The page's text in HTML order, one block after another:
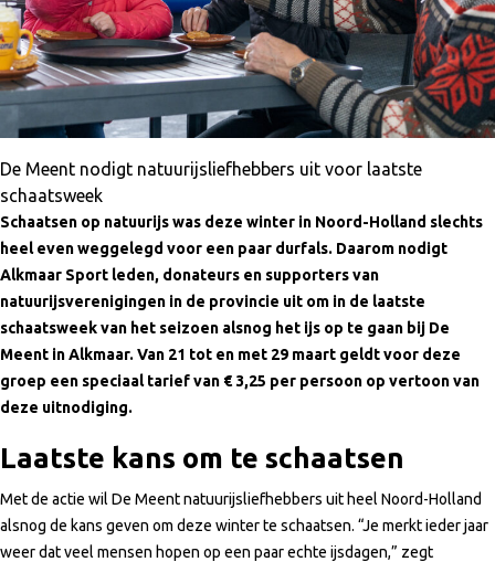
De Meent nodigt natuurijsliefhebbers uit voor laatste
schaatsweek
Schaatsen op natuurijs was deze winter in Noord-Holland slechts
heel even weggelegd voor een paar durfals. Daarom nodigt
Alkmaar Sport leden, donateurs en supporters van
natuurijsverenigingen in de provincie uit om in de laatste
schaatsweek van het seizoen alsnog het ijs op te gaan bij De
Meent in Alkmaar. Van 21 tot en met 29 maart geldt voor deze
groep een speciaal tarief van € 3,25 per persoon op vertoon van
deze uitnodiging.
Laatste kans om te schaatsen
Met de actie wil De Meent natuurijsliefhebbers uit heel Noord-Holland
alsnog de kans geven om deze winter te schaatsen. “Je merkt ieder jaar
weer dat veel mensen hopen op een paar echte ijsdagen,” zegt